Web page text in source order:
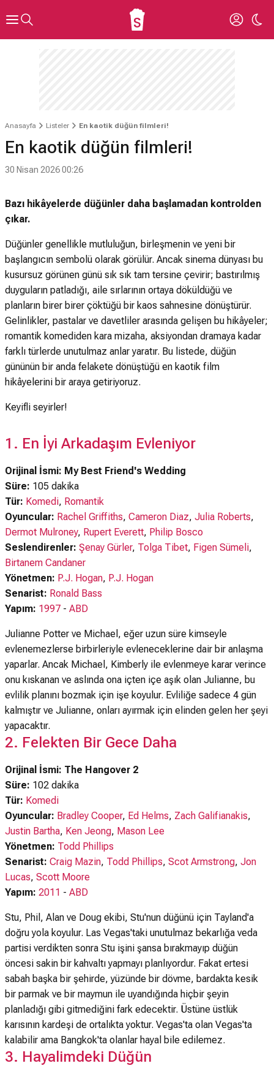
Anasayfa Listeler En kaotik düğün filmleri!
En kaotik düğün filmleri!
30 Nisan 2026 00:26
Bazı hikâyelerde düğünler daha başlamadan kontrolden
çıkar.
Düğünler genellikle mutluluğun, birleşmenin ve yeni bir
başlangıcın sembolü olarak görülür. Ancak sinema dünyası bu
kusursuz görünen günü sık sık tam tersine çevirir; bastırılmış
duyguların patladığı, aile sırlarının ortaya döküldüğü ve
planların birer birer çöktüğü bir kaos sahnesine dönüştürür.
Gelinlikler, pastalar ve davetliler arasında gelişen bu hikâyeler;
romantik komediden kara mizaha, aksiyondan dramaya kadar
farklı türlerde unutulmaz anlar yaratır. Bu listede, düğün
gününün bir anda felakete dönüştüğü en kaotik film
hikâyelerini bir araya getiriyoruz.
Keyifli seyirler!
1. En İyi Arkadaşım Evleniyor
Orijinal İsmi: My Best Friend's Wedding
Süre: 105 dakika
Tür: Komedi, Romantik
Oyuncular: Rachel Griffiths, Cameron Diaz, Julia Roberts,
Dermot Mulroney, Rupert Everett, Philip Bosco
Seslendirenler: Şenay Gürler, Tolga Tibet, Figen Sümeli,
Birtanem Candaner
Yönetmen: P.J. Hogan, P.J. Hogan
Senarist: Ronald Bass
Yapım: 1997 - ABD
Julianne Potter ve Michael, eğer uzun süre kimseyle
evlenemezlerse birbirleriyle evleneceklerine dair bir anlaşma
yaparlar. Ancak Michael, Kimberly ile evlenmeye karar verince
onu kıskanan ve aslında ona içten içe aşık olan Julianne, bu
evlilik planını bozmak için işe koyulur. Evliliğe sadece 4 gün
kalmıştır ve Julianne, onları ayırmak için elinden gelen her şeyi
yapacaktır.
2. Felekten Bir Gece Daha
Orijinal İsmi: The Hangover 2
Süre: 102 dakika
Tür: Komedi
Oyuncular: Bradley Cooper, Ed Helms, Zach Galifianakis,
Justin Bartha, Ken Jeong, Mason Lee
Yönetmen: Todd Phillips
Senarist: Craig Mazin, Todd Phillips, Scot Armstrong, Jon
Lucas, Scott Moore
Yapım: 2011 - ABD
Stu, Phil, Alan ve Doug ekibi, Stu'nun düğünü için Tayland'a
doğru yola koyulur. Las Vegas'taki unutulmaz bekarlığa veda
partisi verdikten sonra Stu işini şansa bırakmayıp düğün
öncesi sakin bir kahvaltı yapmayı planlıyordur. Fakat ertesi
sabah başka bir şehirde, yüzünde bir dövme, bardakta kesik
bir parmak ve bir maymun ile uyandığında hiçbir şeyin
planladığı gibi gitmediğini fark edecektir. Üstüne üstlük
karısının kardeşi de ortalıkta yoktur. Vegas'ta olan Vegas'ta
kalabilir ama Bangkok'ta olanlar hayal bile edilemez.
3. Hayalimdeki Düğün